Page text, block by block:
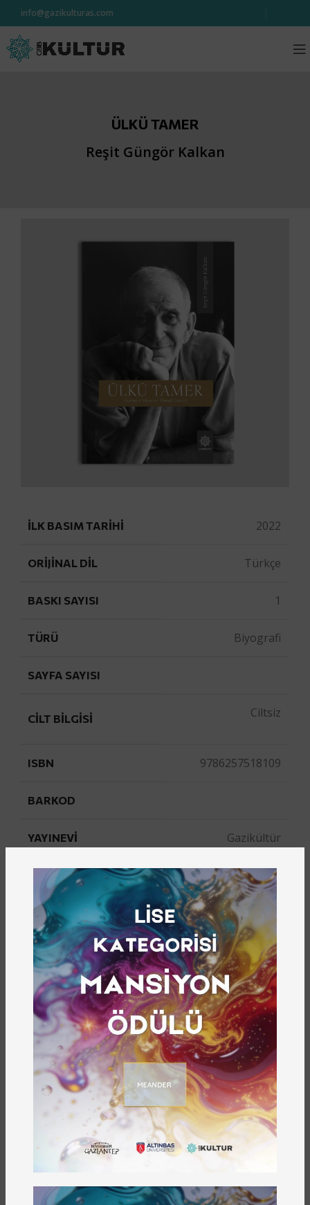
info@gazikulturas.com
ÜLKÜ TAMER
Reşit Güngör Kalkan
İLK BASIM TARIHI 2022
ORIJINAL DIL Türkçe
BASKI SAYISI 1
TÜRÜ Biyografi
SAYFA SAYISI
CILT BILGISI Ciltsiz
ISBN 9786257518109
BARKOD
YAYINEVI Gazikültür
YAYIN NUMARASI 54
Satın Almak İçin Tıklayın
345 sayfadan ve altı bölümden oluşan kitap,
Türk edebiyatında yer edinen, güçlü yazar ve
şairlere sahip Gaziantep’in mihenk taşlarından
olan Ülkü Tamer’in çocukluğu, gençliği, aile
ilişkileri, Gaziantep ile olan bağı, şiirle buluşması,
şiirleri, sinema sevgisi, senaristliği gibi tüm
yönleriyle ele alan kitap, içerisinde şaire ait
fotoğrafları da barındırıyor.